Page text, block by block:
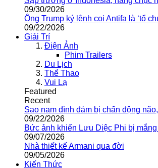
09/30/2026
Ông Trump ký lệnh coi Antifa là ‘tổ
09/22/2026
Giải Trí
Điện Ảnh
Phim Trailers
Du Lịch
Thể Thao
Vui Lạ
Featured
Recent
Sao nam đình đám bị chấn động
09/22/2026
Bức ảnh khiến Lưu Diệc Phi bị mắng
09/07/2026
Nhà thiết kế Armani qua đời
09/05/2026
Kiến Thức